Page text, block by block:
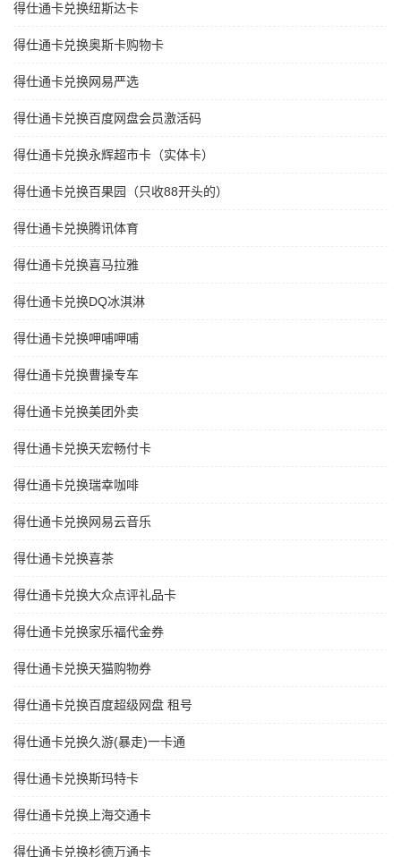
得仕通卡兑换纽斯达卡
得仕通卡兑换奥斯卡购物卡
得仕通卡兑换网易严选
得仕通卡兑换百度网盘会员激活码
得仕通卡兑换永辉超市卡（实体卡）
得仕通卡兑换百果园（只收88开头的）
得仕通卡兑换腾讯体育
得仕通卡兑换喜马拉雅
得仕通卡兑换DQ冰淇淋
得仕通卡兑换呷哺呷哺
得仕通卡兑换曹操专车
得仕通卡兑换美团外卖
得仕通卡兑换天宏畅付卡
得仕通卡兑换瑞幸咖啡
得仕通卡兑换网易云音乐
得仕通卡兑换喜茶
得仕通卡兑换大众点评礼品卡
得仕通卡兑换家乐福代金券
得仕通卡兑换天猫购物券
得仕通卡兑换百度超级网盘 租号
得仕通卡兑换久游(暴走)一卡通
得仕通卡兑换斯玛特卡
得仕通卡兑换上海交通卡
得仕通卡兑换杉德万通卡